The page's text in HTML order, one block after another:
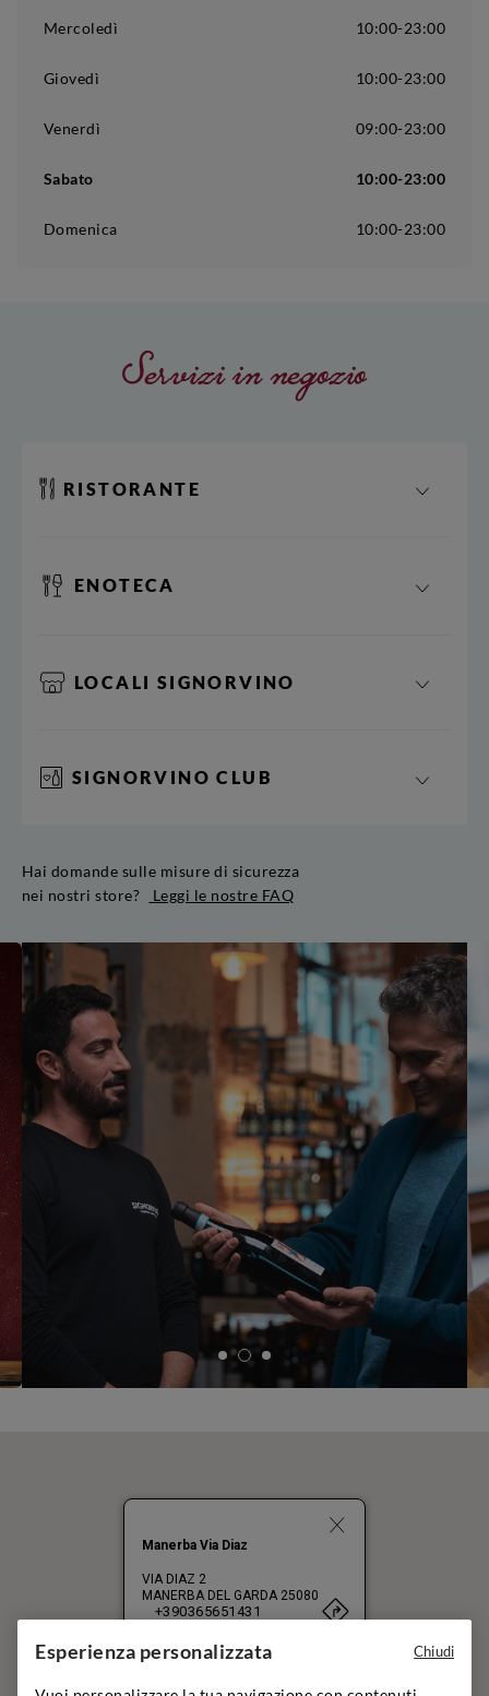
Mercoledì 10:00-23:00
Giovedì 10:00-23:00
Venerdì 09:00-23:00
Sabato 10:00-23:00
Domenica 10:00-23:00
Manerba Via Diaz
VIA DIAZ 2
MANERBA DEL GARDA 25080
+390365651431
Servizi in negozio
RISTORANTE
ENOTECA
LOCALI SIGNORVINO
SIGNORVINO CLUB
Hai domande sulle misure di sicurezza
nei nostri store?
Leggi le nostre FAQ
Esperienza personalizzata Chiudi